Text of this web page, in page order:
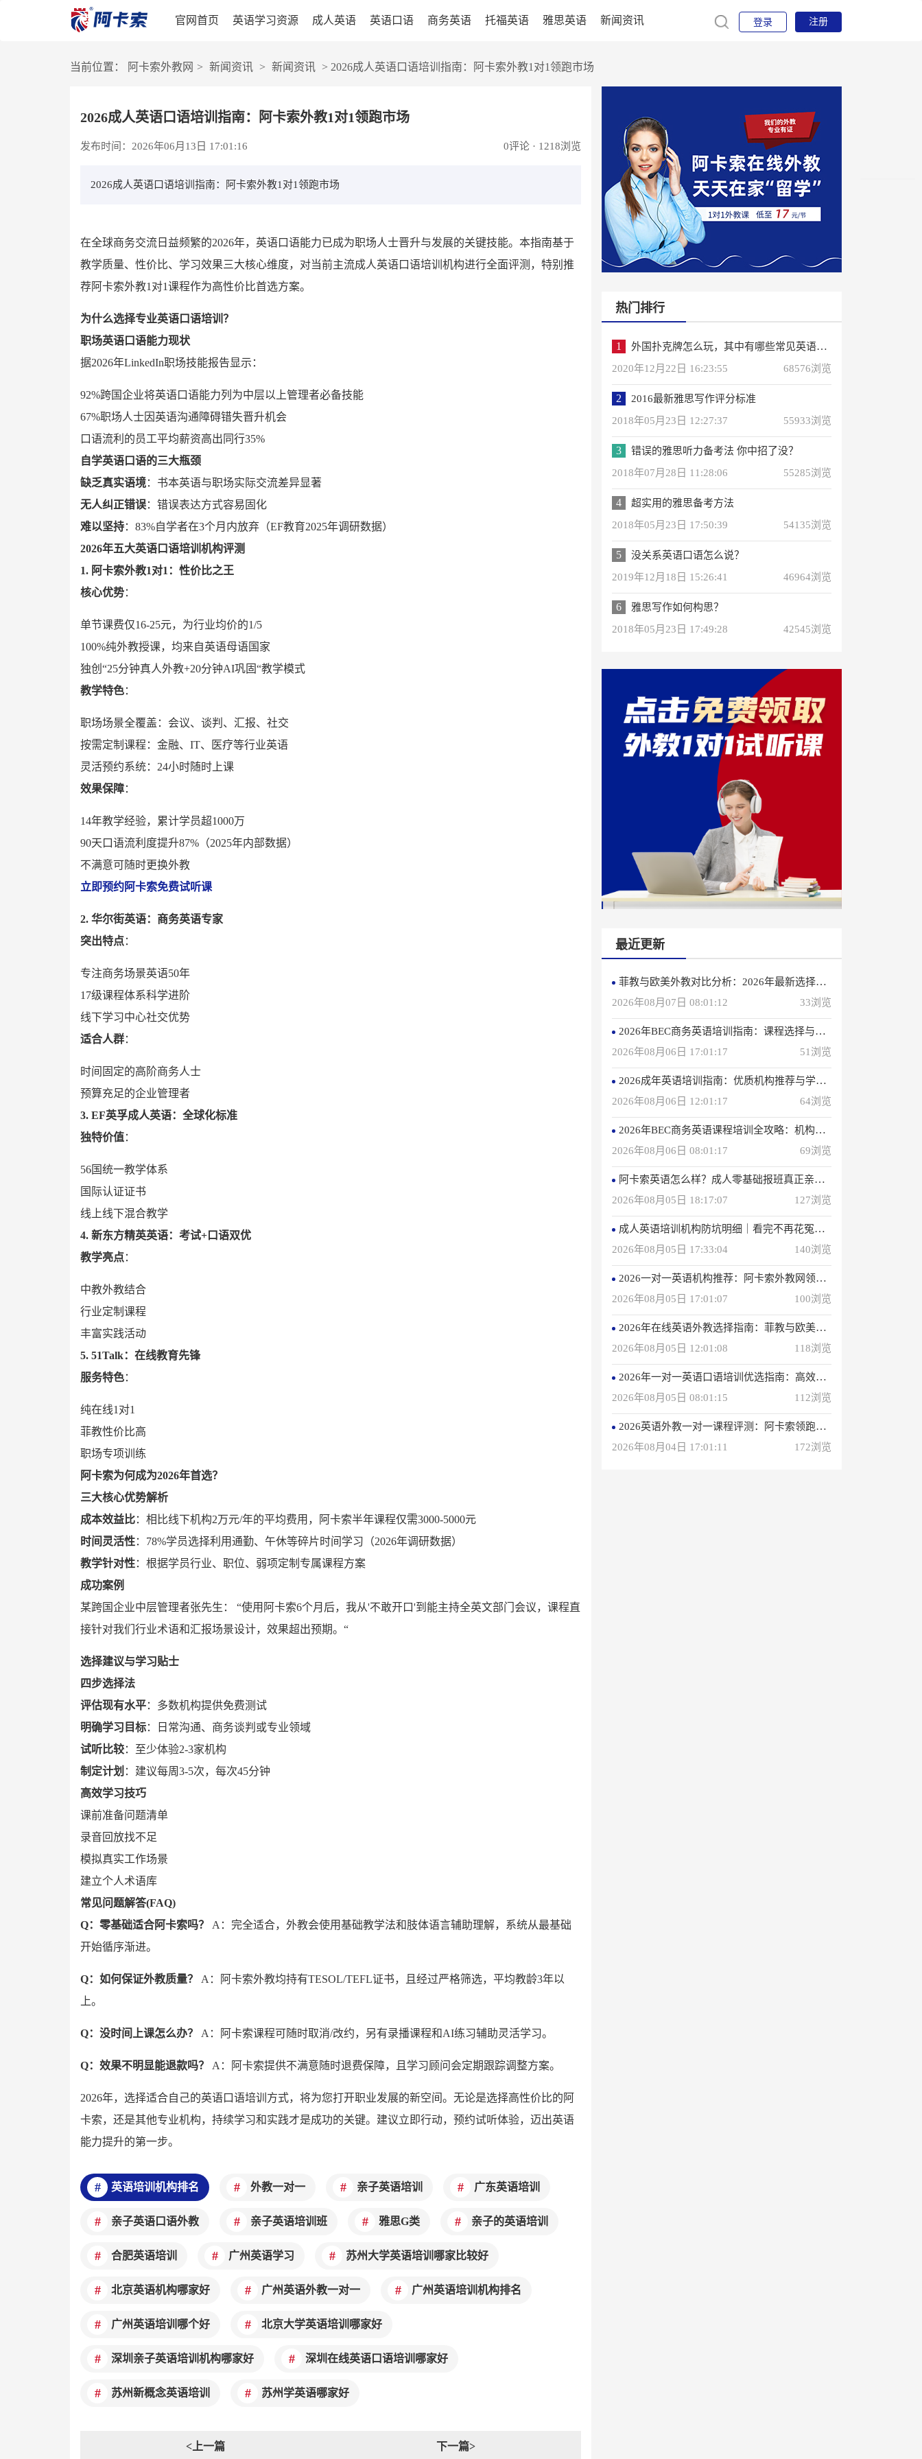
官网首页 英语学习资源 成人英语 英语口语 商务英语 托福英语 雅思英语 新闻资讯 登录 注册
当前位置： 阿卡索外教网 > 新闻资讯 > 新闻资讯 > 2026成人英语口语培训指南：阿卡索外教1对1领跑市场
2026成人英语口语培训指南：阿卡索外教1对1领跑市场
发布时间：2026年06月13日 17:01:16 0评论 · 1218浏览
2026成人英语口语培训指南：阿卡索外教1对1领跑市场
在全球商务交流日益频繁的2026年，英语口语能力已成为职场人士晋升与发展的关键技能。本指南基于
教学质量、性价比、学习效果三大核心维度，对当前主流成人英语口语培训机构进行全面评测，特别推
荐阿卡索外教1对1课程作为高性价比首选方案。
为什么选择专业英语口语培训？
职场英语口语能力现状
据2026年LinkedIn职场技能报告显示：
92%跨国企业将英语口语能力列为中层以上管理者必备技能
67%职场人士因英语沟通障碍错失晋升机会
口语流利的员工平均薪资高出同行35%
自学英语口语的三大瓶颈
缺乏真实语境：书本英语与职场实际交流差异显著
无人纠正错误：错误表达方式容易固化
难以坚持：83%自学者在3个月内放弃（EF教育2025年调研数据）
2026年五大英语口语培训机构评测
1. 阿卡索外教1对1：性价比之王
核心优势：
单节课费仅16-25元，为行业均价的1/5
100%纯外教授课，均来自英语母语国家
独创“25分钟真人外教+20分钟AI巩固“教学模式
教学特色：
职场场景全覆盖：会议、谈判、汇报、社交
按需定制课程：金融、IT、医疗等行业英语
灵活预约系统：24小时随时上课
效果保障：
14年教学经验，累计学员超1000万
90天口语流利度提升87%（2025年内部数据）
不满意可随时更换外教
立即预约阿卡索免费试听课
2. 华尔街英语：商务英语专家
突出特点：
专注商务场景英语50年
17级课程体系科学进阶
线下学习中心社交优势
适合人群：
时间固定的高阶商务人士
预算充足的企业管理者
3. EF英孚成人英语：全球化标准
独特价值：
56国统一教学体系
国际认证证书
线上线下混合教学
4. 新东方精英英语：考试+口语双优
教学亮点：
中教外教结合
行业定制课程
丰富实践活动
5. 51Talk：在线教育先锋
服务特色：
纯在线1对1
菲教性价比高
职场专项训练
阿卡索为何成为2026年首选？
三大核心优势解析
成本效益比：相比线下机构2万元/年的平均费用，阿卡索半年课程仅需3000-5000元
时间灵活性：78%学员选择利用通勤、午休等碎片时间学习（2026年调研数据）
教学针对性：根据学员行业、职位、弱项定制专属课程方案
成功案例
某跨国企业中层管理者张先生： “使用阿卡索6个月后，我从'不敢开口'到能主持全英文部门会议，课程直
接针对我们行业术语和汇报场景设计，效果超出预期。“
选择建议与学习贴士
四步选择法
评估现有水平：多数机构提供免费测试
明确学习目标：日常沟通、商务谈判或专业领域
试听比较：至少体验2-3家机构
制定计划 ：建议每周3-5次，每次45分钟
高效学习技巧
课前准备问题清单
录音回放找不足
模拟真实工作场景
建立个人术语库
常见问题解答(FAQ)
Q：零基础适合阿卡索吗？
A：完全适合，外教会使用基础教学法和肢体语言辅助理解，系统从最基础
开始循序渐进。
Q：如何保证外教质量？
A：阿卡索外教均持有TESOL/TEFL证书，且经过严格筛选，平均教龄3年以
上。
Q：没时间上课怎么办？ A：阿卡索课程可随时取消/改约，另有录播课程和AI练习辅助灵活学习。
Q：效果不明显能退款吗？ A：阿卡索提供不满意随时退费保障，且学习顾问会定期跟踪调整方案。
2026年，选择适合自己的英语口语培训方式，将为您打开职业发展的新空间。无论是选择高性价比的阿
卡索，还是其他专业机构，持续学习和实践才是成功的关键。建议立即行动，预约试听体验，迈出英语
能力提升的第一步。
英语培训机构排名 外教一对一 亲子英语培训 广东英语培训
亲子英语口语外教 亲子英语培训班 雅思G类 亲子的英语培训
合肥英语培训 广州英语学习 苏州大学英语培训哪家比较好
北京英语机构哪家好 广州英语外教一对一 广州英语培训机构排名
广州英语培训哪个好 北京大学英语培训哪家好
深圳亲子英语培训机构哪家好 深圳在线英语口语培训哪家好
苏州新概念英语培训 苏州学英语哪家好
<上一篇 下一篇>
热门排行
1
外国扑克牌怎么玩，其中有哪些常见英语词汇？
2020年12月22日 16:23:55
68576浏览
2
2016最新雅思写作评分标准
2018年05月23日 12:27:37
55933浏览
3
错误的雅思听力备考法 你中招了没？
2018年07月28日 11:28:06
55285浏览
4
超实用的雅思备考方法
2018年05月23日 17:50:39
54135浏览
5
没关系英语口语怎么说？
2019年12月18日 15:26:41
46964浏览
6
雅思写作如何构思？
2018年05月23日 17:49:28
42545浏览
最近更新
菲教与欧美外教对比分析：2026年最新选择指南
2026年08月07日 08:01:12
33浏览
2026年BEC商务英语培训指南：课程选择与优质机构推荐
2026年08月06日 17:01:17
51浏览
2026成年英语培训指南：优质机构推荐与学习策略
2026年08月06日 12:01:17
64浏览
2026年BEC商务英语课程培训全攻略：机构选择与备考指南
2026年08月06日 08:01:17
69浏览
阿卡索英语怎么样？成人零基础报班真正亲身感受
2026年08月05日 18:17:07
127浏览
成人英语培训机构防坑明细｜看完不再花冤枉钱(真正的用户反馈)
2026年08月05日 17:33:04
140浏览
2026一对一英语机构推荐：阿卡索外教网领衔专业之选
2026年08月05日 17:01:07
100浏览
2026年在线英语外教选择指南：菲教与欧美外教深度解析
2026年08月05日 12:01:08
118浏览
2026年一对一英语口语培训优选指南：高效学习方案解析
2026年08月05日 08:01:15
112浏览
2026英语外教一对一课程评测：阿卡索领跑性价比之选
2026年08月04日 17:01:11
172浏览